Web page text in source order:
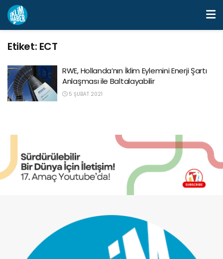
Etiket: ECT
RWE, Hollanda’nın İklim Eylemini Enerji Şartı
Anlaşması ile Baltalayabilir
5 ŞUBAT 2021